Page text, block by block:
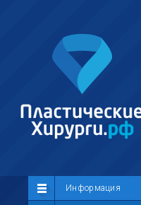
Информация
Сообщество